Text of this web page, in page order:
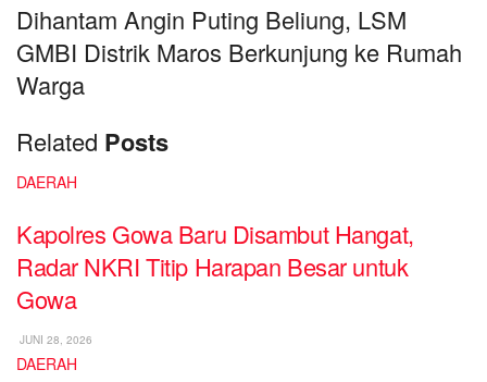
Dihantam Angin Puting Beliung, LSM
GMBI Distrik Maros Berkunjung ke Rumah
Warga
Related Posts
DAERAH
Kapolres Gowa Baru Disambut Hangat,
Radar NKRI Titip Harapan Besar untuk
Gowa
JUNI 28, 2026
DAERAH